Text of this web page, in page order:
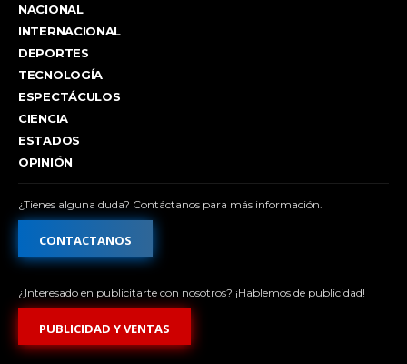
NACIONAL
INTERNACIONAL
DEPORTES
TECNOLOGÍA
ESPECTÁCULOS
CIENCIA
ESTADOS
OPINIÓN
¿Tienes alguna duda? Contáctanos para más información.
CONTACTANOS
¿Interesado en publicitarte con nosotros? ¡Hablemos de publicidad!
PUBLICIDAD Y VENTAS